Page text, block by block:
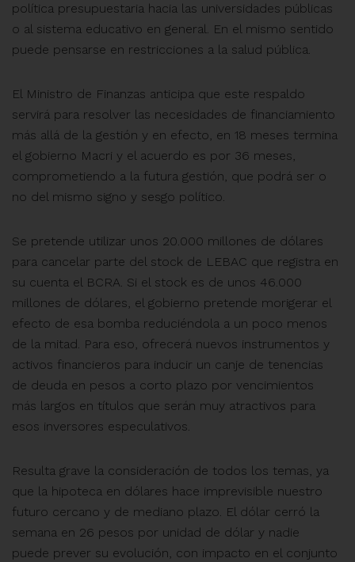
política presupuestaria hacia las universidades públicas
o al sistema educativo en general. En el mismo sentido
puede pensarse en restricciones a la salud pública.
El Ministro de Finanzas anticipa que este respaldo
servirá para resolver las necesidades de financiamiento
más allá de la gestión y en efecto, en 18 meses termina
el gobierno Macri y el acuerdo es por 36 meses,
comprometiendo a la futura gestión, que podrá ser o
no del mismo signo y sesgo político.
Se pretende utilizar unos 20.000 millones de dólares
para cancelar parte del stock de LEBAC que registra en
su cuenta el BCRA. Si el stock es de unos 46.000
millones de dólares, el gobierno pretende morigerar el
efecto de esa bomba reduciéndola a un poco menos
de la mitad. Para eso, ofrecerá nuevos instrumentos y
activos financieros para inducir un canje de tenencias
de deuda en pesos a corto plazo por vencimientos
más largos en títulos que serán muy atractivos para
esos inversores especulativos.
Resulta grave la consideración de todos los temas, ya
que la hipoteca en dólares hace imprevisible nuestro
futuro cercano y de mediano plazo. El dólar cerró la
semana en 26 pesos por unidad de dólar y nadie
puede prever su evolución, con impacto en el conjunto